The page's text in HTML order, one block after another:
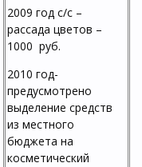
2009 год с/с –
рассада цветов –
1000 руб.
2010 год-
предусмотрено
выделение средств
из местного
бюджета на
косметический